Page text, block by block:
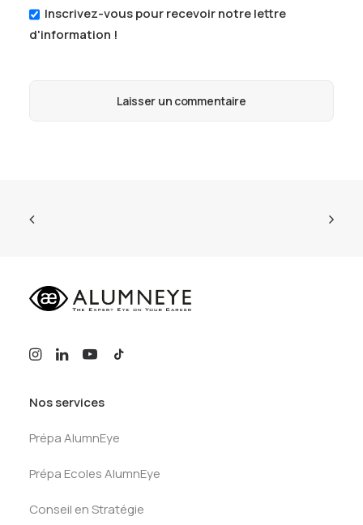
Inscrivez-vous pour recevoir notre lettre
d'information !
Nos services
Prépa AlumnEye
Prépa Ecoles AlumnEye
Conseil en Stratégie